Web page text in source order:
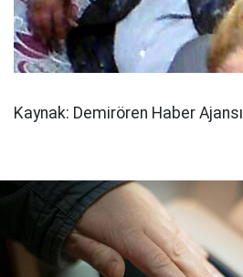
Kaynak: Demirören Haber Ajansı